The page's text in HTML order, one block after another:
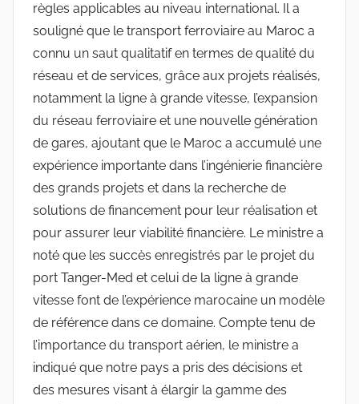
règles applicables au niveau international. Il a
souligné que le transport ferroviaire au Maroc a
connu un saut qualitatif en termes de qualité du
réseau et de services, grâce aux projets réalisés,
notamment la ligne à grande vitesse, l’expansion
du réseau ferroviaire et une nouvelle génération
de gares, ajoutant que le Maroc a accumulé une
expérience importante dans l’ingénierie financière
des grands projets et dans la recherche de
solutions de financement pour leur réalisation et
pour assurer leur viabilité financière. Le ministre a
noté que les succès enregistrés par le projet du
port Tanger-Med et celui de la ligne à grande
vitesse font de l’expérience marocaine un modèle
de référence dans ce domaine. Compte tenu de
l’importance du transport aérien, le ministre a
indiqué que notre pays a pris des décisions et
des mesures visant à élargir la gamme des